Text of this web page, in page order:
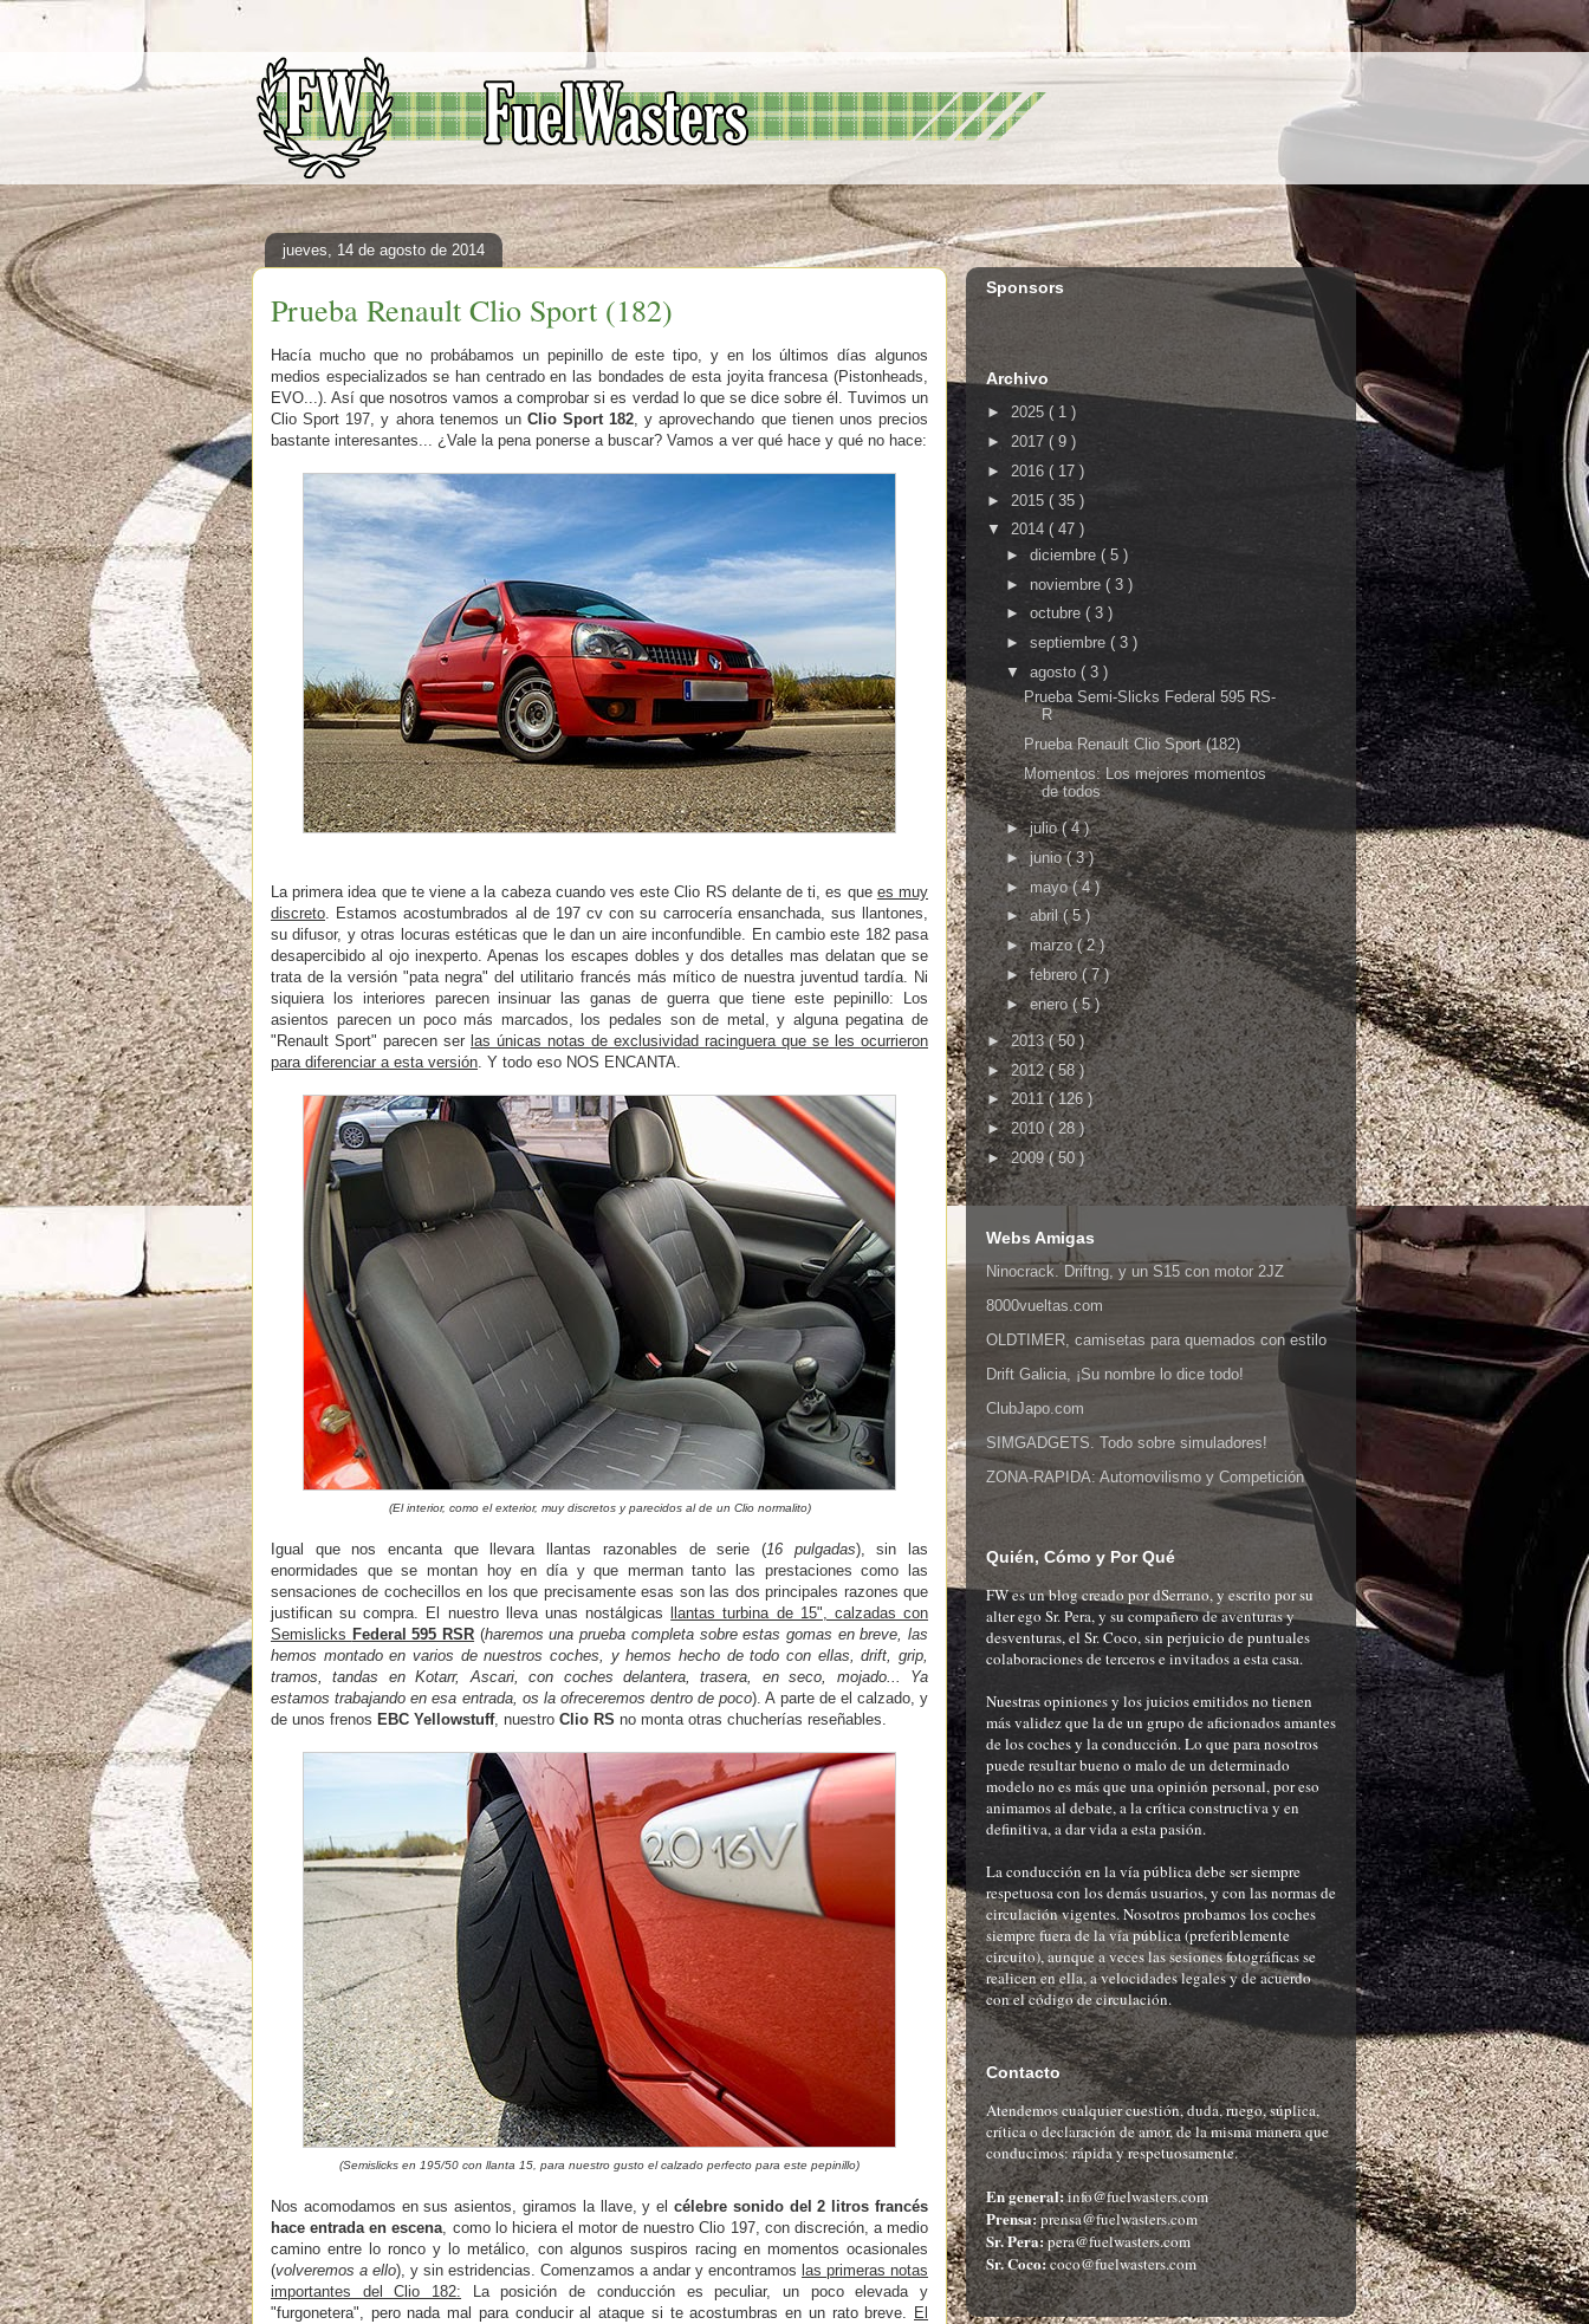
jueves, 14 de agosto de 2014
Prueba Renault Clio Sport (182)
Hacía mucho que no probábamos un pepinillo de este tipo, y en los últimos días algunos
medios especializados se han centrado en las bondades de esta joyita francesa (Pistonheads,
EVO...). Así que nosotros vamos a comprobar si es verdad lo que se dice sobre él. Tuvimos un
Clio Sport 197, y ahora tenemos un Clio Sport 182, y aprovechando que tienen unos precios
bastante interesantes... ¿Vale la pena ponerse a buscar? Vamos a ver qué hace y qué no hace:
La primera idea que te viene a la cabeza cuando ves este Clio RS delante de ti, es que es muy
discreto. Estamos acostumbrados al de 197 cv con su carrocería ensanchada, sus llantones,
su difusor, y otras locuras estéticas que le dan un aire inconfundible. En cambio este 182 pasa
desapercibido al ojo inexperto. Apenas los escapes dobles y dos detalles mas delatan que se
trata de la versión "pata negra" del utilitario francés más mítico de nuestra juventud tardía. Ni
siquiera los interiores parecen insinuar las ganas de guerra que tiene este pepinillo: Los
asientos parecen un poco más marcados, los pedales son de metal, y alguna pegatina de
"Renault Sport" parecen ser las únicas notas de exclusividad racinguera que se les ocurrieron
para diferenciar a esta versión. Y todo eso NOS ENCANTA.
(El interior, como el exterior, muy discretos y parecidos al de un Clio normalito)
Igual que nos encanta que llevara llantas razonables de serie (16 pulgadas), sin las
enormidades que se montan hoy en día y que merman tanto las prestaciones como las
sensaciones de cochecillos en los que precisamente esas son las dos principales razones que
justifican su compra. El nuestro lleva unas nostálgicas
llantas turbina de 15", calzadas con
Semislicks Federal 595 RSR (haremos una prueba completa sobre estas gomas en breve, las
hemos montado en varios de nuestros coches, y hemos hecho de todo con ellas, drift, grip,
tramos, tandas en Kotarr, Ascari, con coches delantera, trasera, en seco, mojado... Ya
estamos trabajando en esa entrada, os la ofreceremos dentro de poco). A parte de el calzado, y
de unos frenos EBC Yellowstuff, nuestro Clio RS no monta otras chucherías reseñables.
(Semislicks en 195/50 con llanta 15, para nuestro gusto el calzado perfecto para este pepinillo)
Nos acomodamos en sus asientos, giramos la llave, y el célebre sonido del 2 litros francés
hace entrada en escena, como lo hiciera el motor de nuestro Clio 197, con discreción, a medio
camino entre lo ronco y lo metálico, con algunos suspiros racing en momentos ocasionales
(volveremos a ello), y sin estridencias. Comenzamos a andar y encontramos las primeras notas
importantes del Clio 182: La posición de conducción es peculiar, un poco elevada y
"furgonetera", pero nada mal para conducir al ataque si te acostumbras en un rato breve. El
Sponsors
Archivo
► 2025 ( 1 )
► 2017 ( 9 )
► 2016 ( 17 )
► 2015 ( 35 )
▼ 2014 ( 47 )
► diciembre ( 5 )
► noviembre ( 3 )
► octubre ( 3 )
► septiembre ( 3 )
▼ agosto ( 3 )
Prueba Semi-Slicks Federal 595 RS-
R
Prueba Renault Clio Sport (182)
Momentos: Los mejores momentos
de todos
►julio( 4 )
► junio( 3 )
►mayo( 4 )
►abril( 5 )
►marzo( 2 )
►febrero( 7 )
►enero( 5 )
►2013( 50 )
►2012( 58 )
►2011( 126 )
►2010( 28 )
►2009( 50 )
Webs Amigas
Ninocrack. Driftng, y un S15 con motor 2JZ
8000vueltas.com
OLDTIMER, camisetas para quemados con estilo
Drift Galicia, ¡Su nombre lo dice todo!
ClubJapo.com
SIMGADGETS. Todo sobre simuladores!
ZONA-RAPIDA: Automovilismo y Competición
Quién, Cómo y Por Qué
FW es un blog creado por dSerrano, y escrito por su
alter ego Sr. Pera, y su compañero de aventuras y
desventuras, el Sr. Coco, sin perjuicio de puntuales
colaboraciones de terceros e invitados a esta casa.
Nuestras opiniones y los juicios emitidos no tienen
más validez que la de un grupo de aficionados amantes
de los coches y la conducción. Lo que para nosotros
puede resultar bueno o malo de un determinado
modelo no es más que una opinión personal, por eso
animamos al debate, a la crítica constructiva y en
definitiva, a dar vida a esta pasión.
La conducción en la vía pública debe ser siempre
respetuosa con los demás usuarios, y con las normas de
circulación vigentes. Nosotros probamos los coches
siempre fuera de la vía pública (preferiblemente
circuito), aunque a veces las sesiones fotográficas se
realicen en ella, a velocidades legales y de acuerdo
con el código de circulación.
Contacto
Atendemos cualquier cuestión, duda, ruego, súplica,
crítica o declaración de amor, de la misma manera que
conducimos: rápida y respetuosamente.
En general:info@fuelwasters.com
Prensa:prensa@fuelwasters.com
Sr. Pera:pera@fuelwasters.com
Sr. Coco:coco@fuelwasters.com